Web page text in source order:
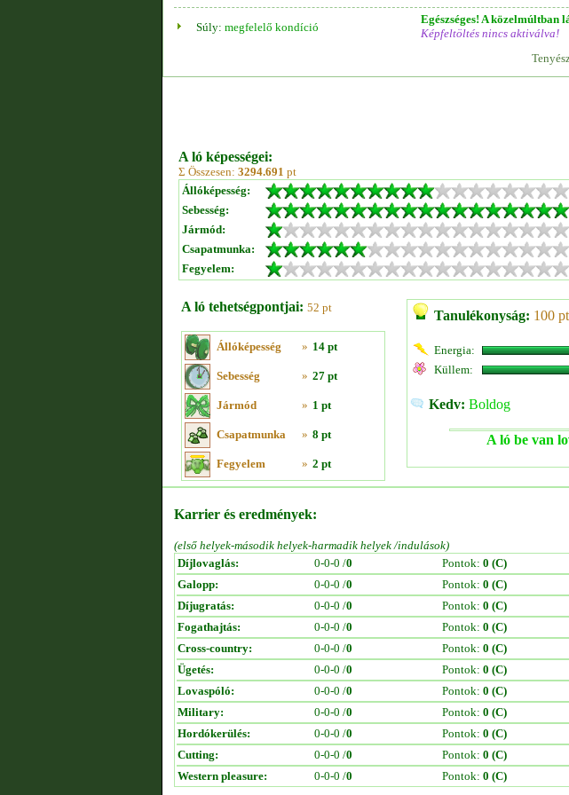
Súly: megfelelő kondíció
Egészséges! A közelmúltban
Képfeltöltés nincs aktiválva!
A ló képességei:
Σ Összesen: 3294.691 pt
Állóképesség:
Sebesség:
Jármód:
Csapatmunka:
Fegyelem:
A ló tehetségpontjai: 52 pt
Állóképesség » 14 pt
Sebesség » 27 pt
Jármód » 1 pt
Csapatmunka » 8 pt
Fegyelem » 2 pt
Tanulékonyság: 100 pt
Energia:
Küllem:
Kedv: Boldog
A ló be van
Karrier és eredmények:
(első helyek-második helyek-harmadik helyek /indulások)
Díjlovaglás:
0-0-0 /0 Pontok: 0 (C)
Galopp:
0-0-0 /0 Pontok: 0 (C)
Díjugratás:
0-0-0 /0 Pontok: 0 (C)
Fogathajtás:
0-0-0 /0 Pontok: 0 (C)
Cross-country:
0-0-0 /0 Pontok: 0 (C)
Ügetés:
0-0-0 /0 Pontok: 0 (C)
Lovaspóló:
0-0-0 /0 Pontok: 0 (C)
Military:
0-0-0 /0 Pontok: 0 (C)
Hordókerülés:
0-0-0 /0 Pontok: 0 (C)
Cutting:
0-0-0 /0 Pontok: 0 (C)
Western pleasure:
0-0-0 /0 Pontok: 0 (C)